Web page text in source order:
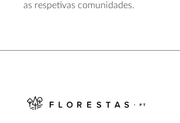
as respetivas comunidades.